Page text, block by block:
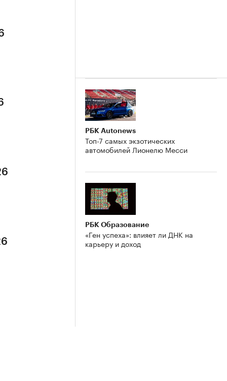
РБК Autonews
Топ-7 самых экзотических
автомобилей Лионелю Месси
РБК Образование
«Ген успеха»: влияет ли ДНК на
карьеру и доход